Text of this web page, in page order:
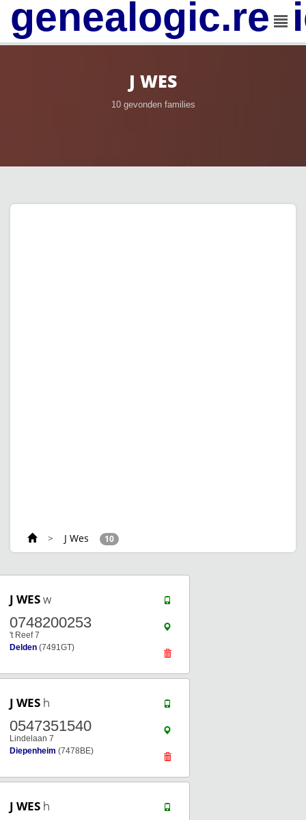
J WES
10 gevonden families
> J Wes 10
J WESw
0748200253
't Reef 7
Delden (7491GT)
J WES h
0547351540
Lindelaan 7
Diepenheim (7478BE)
J WES h